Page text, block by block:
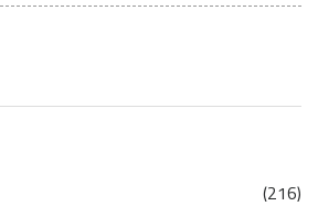
(216)